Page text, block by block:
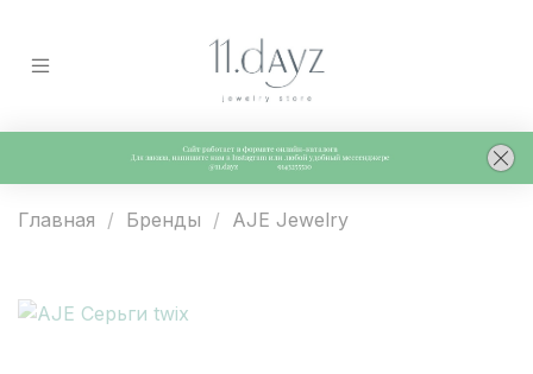
Главная Бренды AJE Jewelry